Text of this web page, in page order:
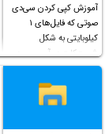
آموزش کپی کردن سی‌دی
صوتی که فایل‌های ۱
کیلوبایتی به شکل
شورت‌کات در آن موجود
است!